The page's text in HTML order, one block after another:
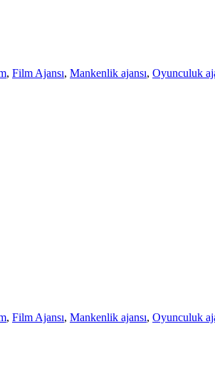
, Film Ajansı, Mankenlik ajansı, Oyunculuk
, Film Ajansı, Mankenlik ajansı, Oyunculuk